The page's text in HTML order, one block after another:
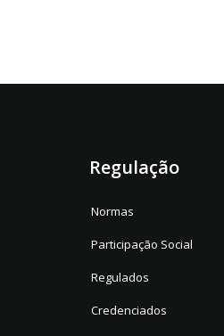
Regulação
Normas
Participação Social
Regulados
Credenciados